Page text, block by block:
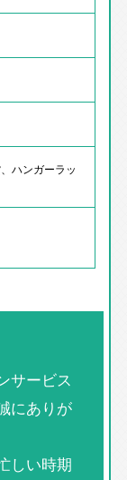
ハンガーラッ
サービス
にありが
しい時期